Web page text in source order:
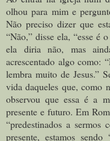
olhou para mim e
Não preciso dizer que
“Não,” disse ela, “esse é
ela diria não, mas
acrescentado algo como:
lembra muito de Jesus.”
vida daqueles que, como
observou que essa é a
presente e futuro. Em
“predestinados a
presente, estamos sendo